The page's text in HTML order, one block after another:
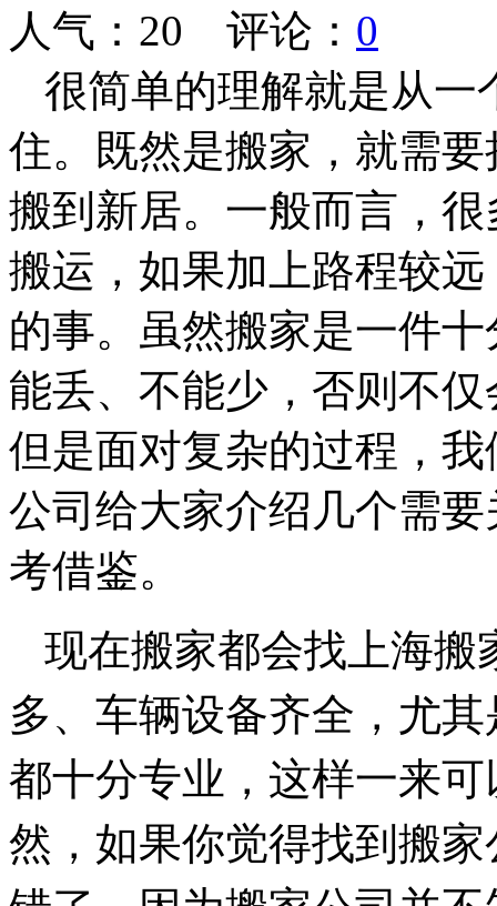
人气： 20 评论： 0
很简单的理解就是从一
住。既然是搬家，就需
搬到新居。一般而言，
搬运，如果加上路程较
的事。虽然搬家是一件
能丢、不能少，否则不
但是面对复杂的过程，
公司给大家介绍几个需
考借鉴。
现在搬家都会找上海搬
多、车辆设备齐全，尤
都十分专业，这样一来
然，如果你觉得找到搬